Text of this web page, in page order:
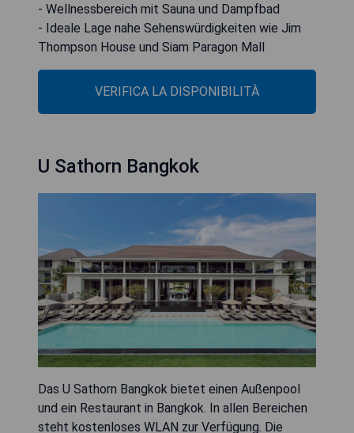
- Wellnessbereich mit Sauna und Dampfbad
- Ideale Lage nahe Sehenswürdigkeiten wie Jim
Thompson House und Siam Paragon Mall
VERIFICA LA DISPONIBILITÀ
U Sathorn Bangkok
Das U Sathorn Bangkok bietet einen Außenpool
und ein Restaurant in Bangkok. In allen Bereichen
steht kostenloses WLAN zur Verfügung. Die